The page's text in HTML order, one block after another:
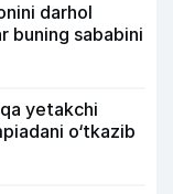
darhol
buning sababini
yetakchi
o‘tkazib